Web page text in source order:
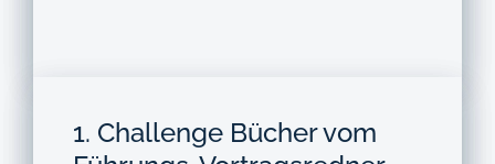
1. Challenge Bücher vom